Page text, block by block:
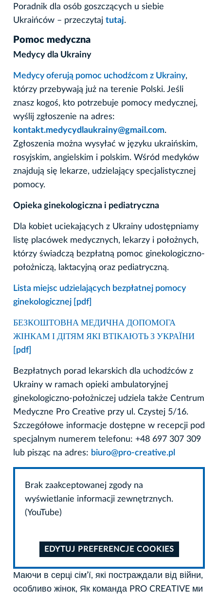
Poradnik dla osób goszczących u siebie
Ukraińców – przeczytaj tutaj.
Pomoc medyczna
Medycy dla Ukrainy
Medycy oferują pomoc uchodźcom z Ukrainy,
którzy przebywają już na terenie Polski. Jeśli
znasz kogoś, kto potrzebuje pomocy medycznej,
wyślij zgłoszenie na adres:
kontakt.medycydlaukrainy@gmail.com.
Zgłoszenia można wysyłać w języku ukraińskim,
rosyjskim, angielskim i polskim. Wśród medyków
znajdują się lekarze, udzielający specjalistycznej
pomocy.
Opieka ginekologiczna i pediatryczna
Dla kobiet uciekających z Ukrainy udostępniamy
listę placówek medycznych, lekarzy i położnych,
którzy świadczą bezpłatną pomoc ginekologiczno-
położniczą, laktacyjną oraz pediatryczną.
Lista miejsc udzielających bezpłatnej pomocy
ginekologicznej [pdf]
БЕЗКОШТОВНА МЕДИЧНА ДОПОМОГА
ЖІНКАМ І ДІТЯМ ЯКІ ВТІКАЮТЬ З УКРАЇНИ
[pdf]
Bezpłatnych porad lekarskich dla uchodźców z
Ukrainy w ramach opieki ambulatoryjnej
ginekologiczno-położniczej udziela także Centrum
Medyczne Pro Creative przy ul. Czystej 5/16.
Szczegółowe informacje dostępne w recepcji pod
specjalnym numerem telefonu: +48 697 307 309
lub pisząc na adres: biuro@pro-creative.pl
Brak zaakceptowanej zgody na
wyświetlanie informacji zewnętrznych.
(YouTube)
EDYTUJ PREFERENCJE COOKIES
Маючи в серці сім’ї, які постраждали від війни,
особливо жінок, Як команда PRO CREATIVE ми